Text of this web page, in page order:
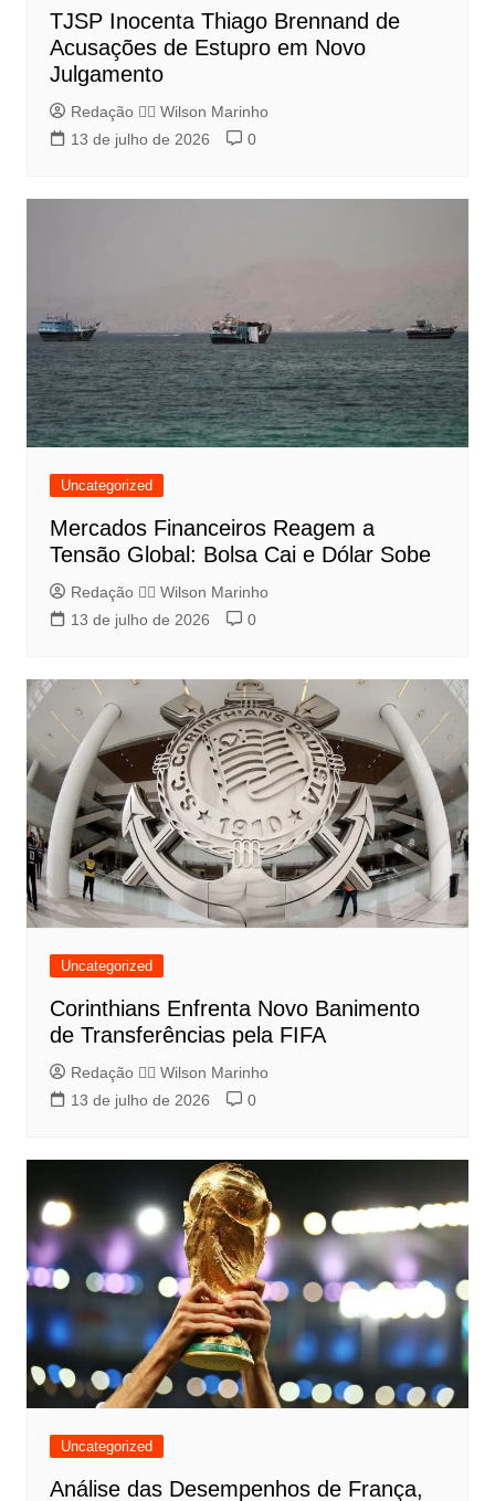
TJSP Inocenta Thiago Brennand de
Acusações de Estupro em Novo
Julgamento
Redação 👨‍⚖️​ Wilson Marinho
13 de julho de 2026
0
Uncategorized
Mercados Financeiros Reagem a
Tensão Global: Bolsa Cai e Dólar Sobe
Redação 👨‍⚖️​ Wilson Marinho
13 de julho de 2026
0
Uncategorized
Corinthians Enfrenta Novo Banimento
de Transferências pela FIFA
Redação 👨‍⚖️​ Wilson Marinho
13 de julho de 2026
0
Uncategorized
Análise das Desempenhos de França,